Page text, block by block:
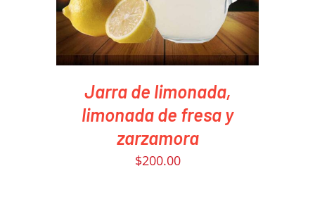
Jarra de limonada,
limonada de fresa y
zarzamora
$200.00